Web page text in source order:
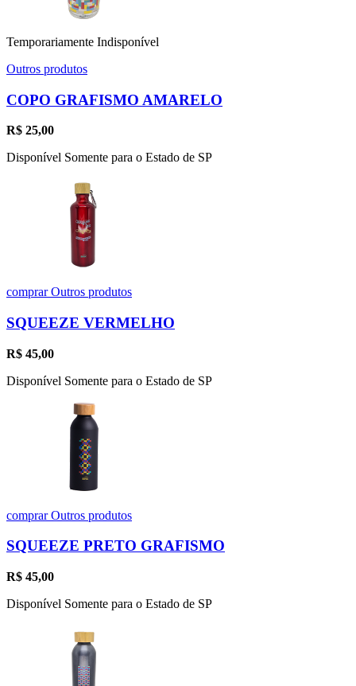
Temporariamente Indisponível
Outros produtos
COPO GRAFISMO AMARELO
R$ 25,00
Disponível Somente para o Estado de SP
comprarOutros produtos
SQUEEZE VERMELHO
R$ 45,00
Disponível Somente para o Estado de SP
comprarOutros produtos
SQUEEZE PRETO GRAFISMO
R$ 45,00
Disponível Somente para o Estado de SP